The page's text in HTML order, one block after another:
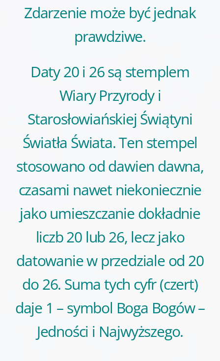
Zdarzenie może być jednak
prawdziwe.
Daty 20 i 26 są stemplem
Wiary Przyrody i
Starosłowiańskiej Świątyni
Światła Świata. Ten stempel
stosowano od dawien dawna,
czasami nawet niekoniecznie
jako umieszczanie dokładnie
liczb 20 lub 26, lecz jako
datowanie w przedziale od 20
do 26. Suma tych cyfr (czert)
daje 1 – symbol Boga Bogów –
Jedności i Najwyższego.